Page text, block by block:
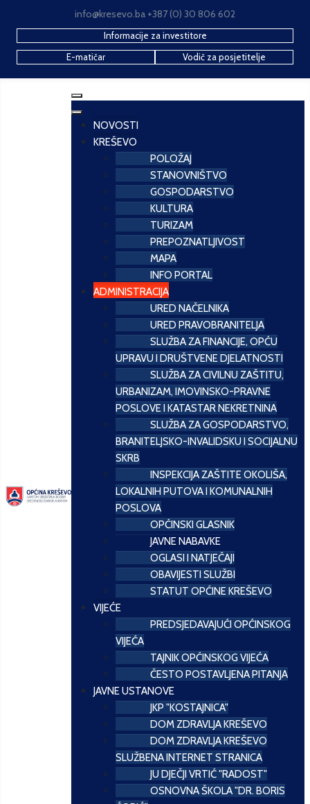
info@kresevo.ba +387 (0) 30 806 602
Informacije za investitore
E-matičar
Vodič za posjetitelje
NOVOSTI
KREŠEVO
POLOŽAJ
STANOVNIŠTVO
GOSPODARSTVO
KULTURA
TURIZAM
PREPOZNATLJIVOST
MAPA
INFO PORTAL
ADMINISTRACIJA
URED NAČELNIKA
URED PRAVOBRANITELJA
SLUŽBA ZA FINANCIJE, OPĆU
UPRAVU I DRUŠTVENE DJELATNOSTI
SLUŽBA ZA CIVILNU ZAŠTITU,
URBANIZAM, IMOVINSKO-PRAVNE
POSLOVE I KATASTAR NEKRETNINA
SLUŽBA ZA GOSPODARSTVO,
BRANITELJSKO-INVALIDSKU I SOCIJALNU
SKRB
INSPEKCIJA ZAŠTITE OKOLIŠA,
LOKALNIH PUTOVA I KOMUNALNIH
POSLOVA
OPĆINSKI GLASNIK
JAVNE NABAVKE
OGLASI I NATJEČAJI
OBAVIJESTI SLUŽBI
STATUT OPĆINE KREŠEVO
VIJEĆE
PREDSJEDAVAJUĆI OPĆINSKOG
VIJEĆA
TAJNIK OPĆINSKOG VIJEĆA
ČESTO POSTAVLJENA PITANJA
JAVNE USTANOVE
JKP "KOSTAJNICA"
DOM ZDRAVLJA KREŠEVO
DOM ZDRAVLJA KREŠEVO
SLUŽBENA INTERNET STRANICA
JU DJEČJI VRTIĆ "RADOST"
OSNOVNA ŠKOLA "DR. BORIS